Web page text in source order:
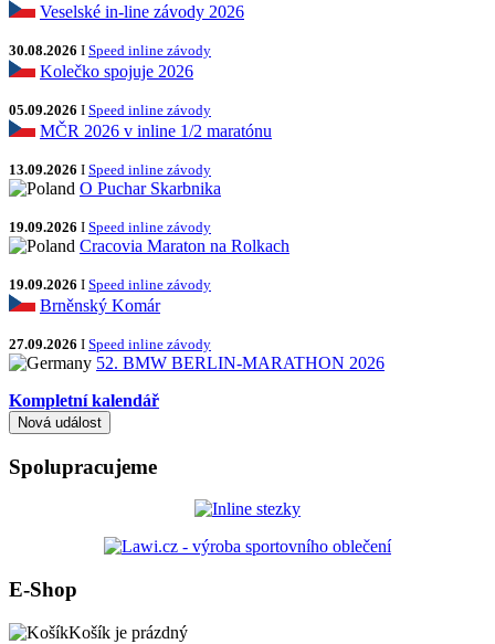
Veselské in-line závody 2026
30.08.2026 I Speed inline závody
Kolečko spojuje 2026
05.09.2026 I Speed inline závody
MČR 2026 v inline 1/2 maratónu
13.09.2026 I Speed inline závody
O Puchar Skarbnika
19.09.2026 I Speed inline závody
Cracovia Maraton na Rolkach
19.09.2026 I Speed inline závody
Brněnský Komár
27.09.2026 I Speed inline závody
52. BMW BERLIN-MARATHON 2026
Kompletní kalendář
Spolupracujeme
E-Shop
Košík je prázdný